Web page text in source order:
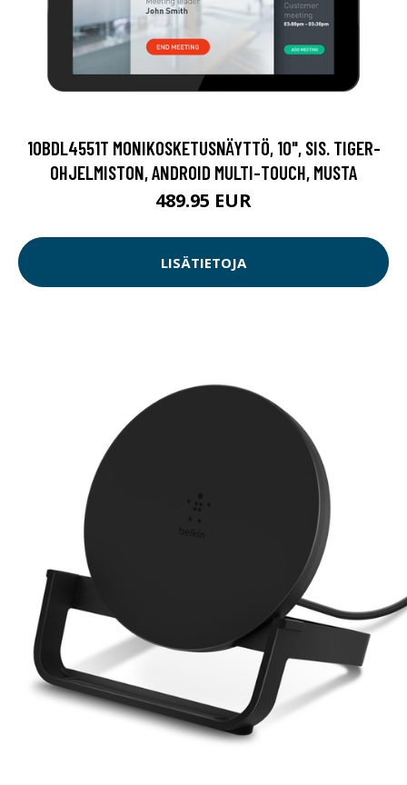
10BDL4551T MONIKOSKETUSNÄYTTÖ, 10", SIS. TIGER-
OHJELMISTON, ANDROID MULTI-TOUCH, MUSTA
489.95 EUR
LISÄTIETOJA